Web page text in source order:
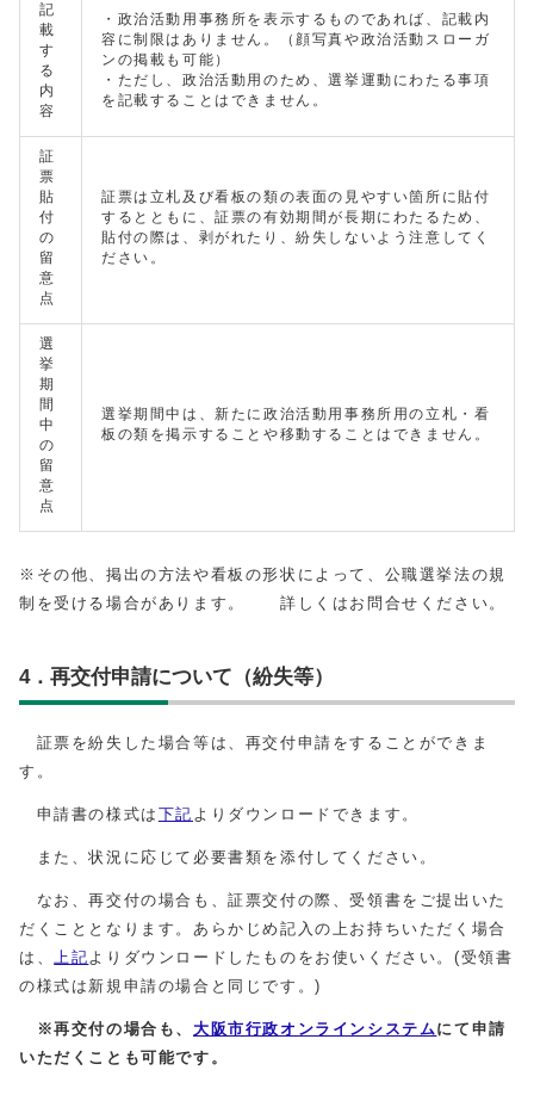
記
載
す
る
内
容
・政治活動用事務所を表示するものであれば、記載内
容に制限はありません。（顔写真や政治活動スローガ
ンの掲載も可能）
・ただし、政治活動用のため、選挙運動にわたる事項
を記載することはできません。
証
票
貼
付
の
留
意
点
証票は立札及び看板の類の表面の見やすい箇所に貼付
するとともに、証票の有効期間が長期にわたるため、
貼付の際は、剥がれたり、紛失しないよう注意してく
ださい。
選
挙
期
間
中
の
留
意
点
選挙期間中は、新たに政治活動用事務所用の立札・看
板の類を掲示することや移動することはできません。
※その他、掲出の方法や看板の形状によって、公職選挙法の規
制を受ける場合があります。 詳しくはお問合せください。
4．再交付申請について（紛失等）
証票を紛失した場合等は、再交付申請をすることができま
す。
申請書の様式は 下記 よりダウンロードできます。
また、状況に応じて必要書類を添付してください。
なお、再交付の場合も、証票交付の際、受領書をご提出いた
だくこととなります。あらかじめ記入の上お持ちいただく場合
は、
上記 よりダウンロードしたものをお使いください。(受領書
の様式は新規申請の場合と同じです。)
※再交付の場合も、大阪市行政オンラインシステム にて申請
いただくことも可能です。